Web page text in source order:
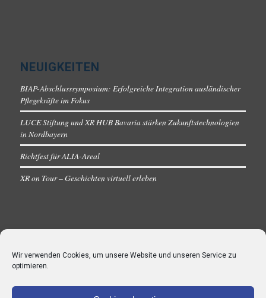
Wir verwenden Cookies, um unsere Website und unseren Service zu
optimieren.
NEUIGKEITEN
BIAP-Abschlusssymposium: Erfolgreiche Integration ausländischer
Pflegekräfte im Fokus
LUCE Stiftung und XR HUB Bavaria stärken Zukunftstechnologien
in Nordbayern
Richtfest für ALIA-Areal
XR on Tour – Geschichten virtuell erleben